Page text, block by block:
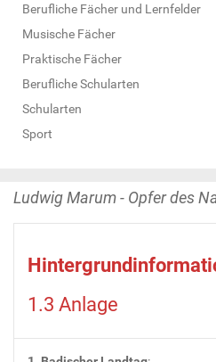
Berufliche Fächer und Lernfelder
Musische Fächer
Praktische Fächer
Berufliche Schularten
Schularten
Sport
Ludwig Marum - Opfer des
1.3 Anlage